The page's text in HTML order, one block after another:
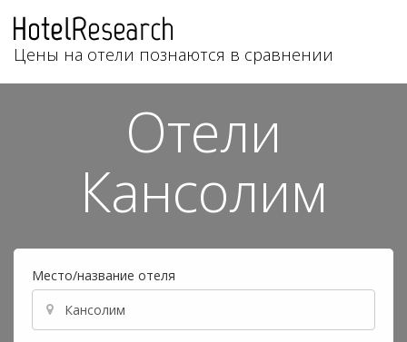
Цены на отели познаются в сравнении
Отели
Кансолим
Место/название отеля